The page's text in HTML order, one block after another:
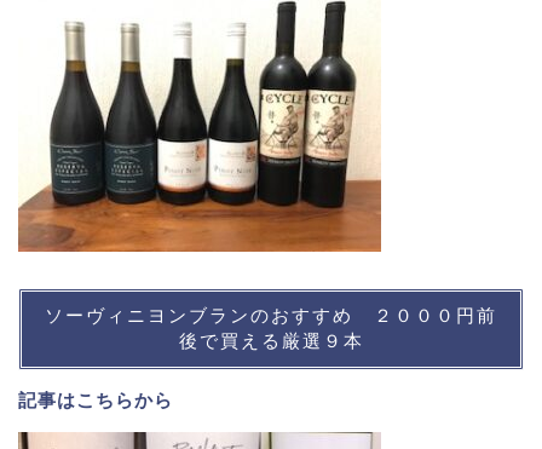
ソーヴィニヨンブランのおすすめ ２０００円前
後で買える厳選９本
記事はこちらから